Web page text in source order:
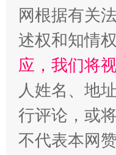
网根据有关
述权和知情
应，我们将
人姓名、地
行评论，或
不代表本网